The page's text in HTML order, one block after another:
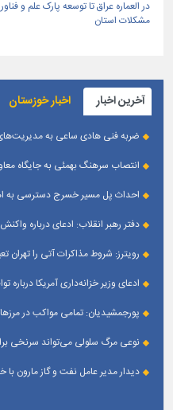
در العماره عراق تا توسعه پارک علم و
مشکلات استان
آخرین اخبار اخبار خوزستان
ضربه فنی هادی ساعی به
انتصاب سرهنگ بهمئی به جایگاه
احداث پل مسیر خسرج دسترسی به اهواز را ۶۰ کیلومتر
دفتر رهبر انقلاب: ادعای درباره
رویترز: شروط مذاکرات آتی را تهران
ادعای وزیر خزانه‌داری آمریکا درباره
پورجمشیدیان: تمامی مواکب در
نوعی مرگ سلولی می‌تواند سرنخی
دیدار مدیر عامل نفت و گاز مارون با